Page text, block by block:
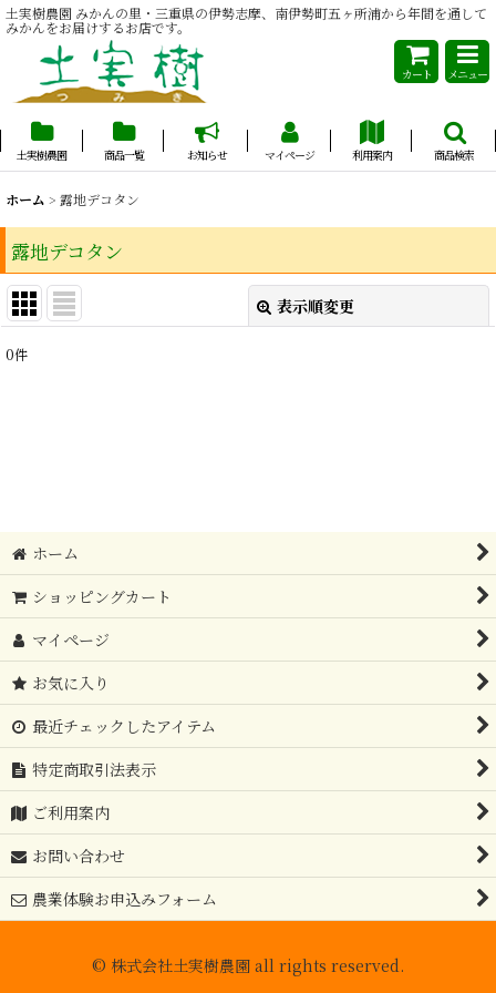
土実樹農園 みかんの里・三重県の伊勢志摩、南伊勢町五ヶ所浦から年間を通して
みかんをお届けするお店です。
カート メニュー
土実樹農園 商品一覧 お知らせ マイページ 利用案内 商品検索
ホーム > 露地デコタン
露地デコタン
表示順変更
表示数
0件
ホーム
ショッピングカート
マイページ
お気に入り
最近チェックしたアイテム
特定商取引法表示
ご利用案内
お問い合わせ
農業体験お申込みフォーム
© 株式会社土実樹農園 all rights reserved.